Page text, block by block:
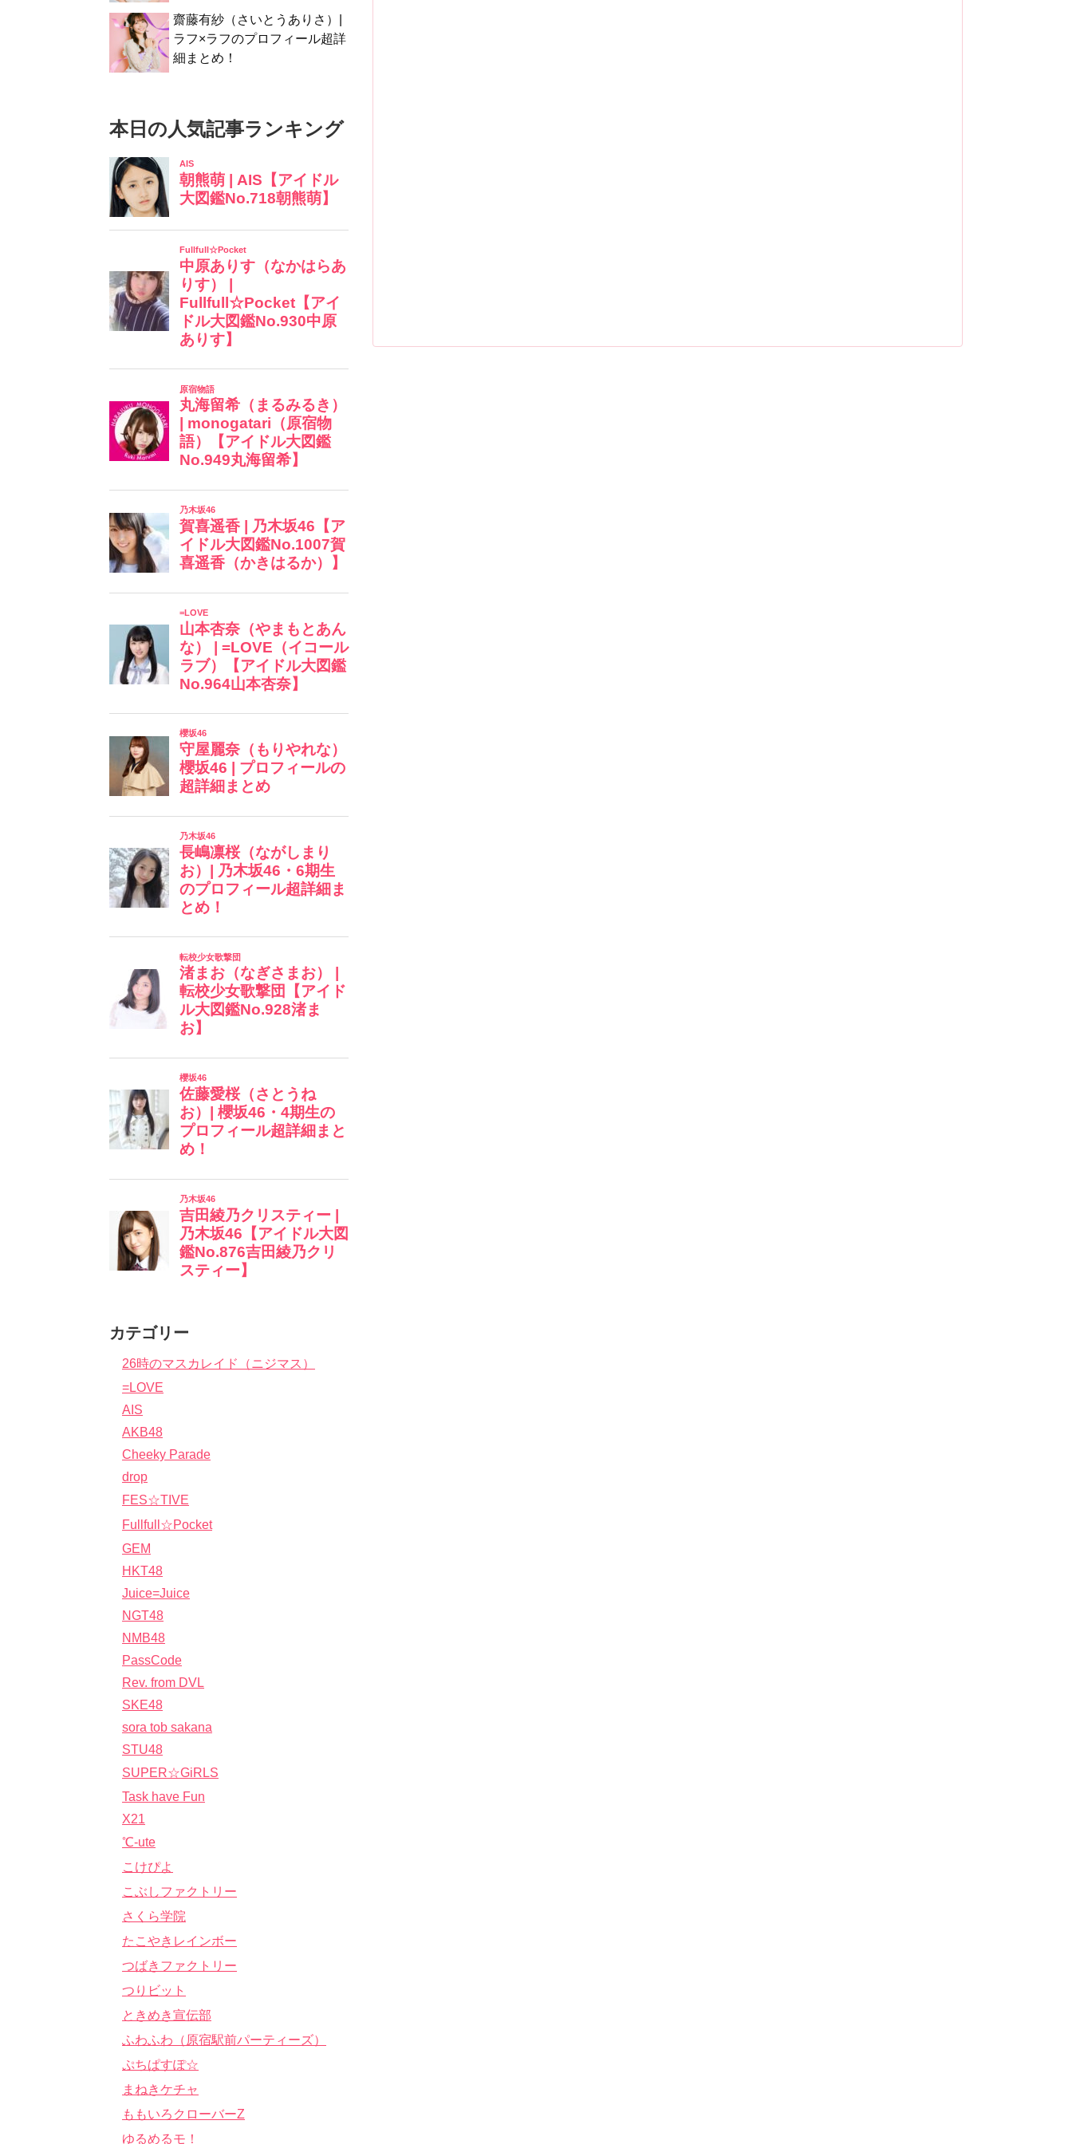
齋藤有紗（さいとうありさ）|
ラフ×ラフのプロフィール超詳
細まとめ！
本日の人気記事ランキング
カテゴリー
26時のマスカレイド（ニジマス）
=LOVE
AIS
AKB48
Cheeky Parade
drop
FES☆TIVE
Fullfull☆Pocket
GEM
HKT48
Juice=Juice
NGT48
NMB48
PassCode
Rev. from DVL
SKE48
sora tob sakana
STU48
SUPER☆GiRLS
Task have Fun
X21
℃-ute
こけぴよ
こぶしファクトリー
さくら学院
たこやきレインボー
つばきファクトリー
つりビット
ときめき宣伝部
ふわふわ（原宿駅前パーティーズ）
ぷちぱすぽ☆
まねきケチャ
ももいろクローバーZ
ゆるめるモ！